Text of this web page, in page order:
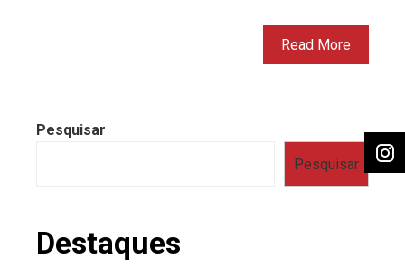
Read More
Pesquisar
Pesquisar
Destaques